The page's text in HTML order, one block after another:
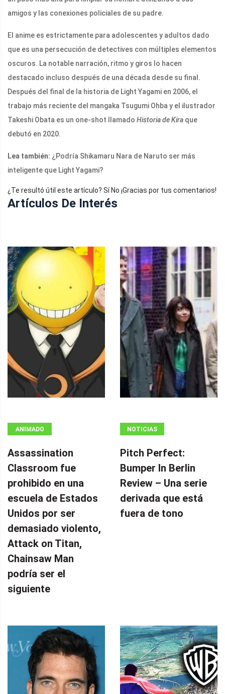
amigos y las conexiones policiales de su padre.
El anime es estrictamente para adolescentes y adultos dado
que es una persecución de detectives con múltiples elementos
oscuros. La notable narración, ritmo y giros lo hacen
destacado incluso después de una década desde su final.
Después del final de la historia de Light Yagami en 2006, el
trabajo más reciente del mangaka Tsugumi Ohba y el ilustrador
Takeshi Obata es un one-shot llamado Historia de Kira que
debutó en 2020.
Lea también: ¿Podría Shikamaru Nara de Naruto ser más
inteligente que Light Yagami?
¿Te resultó útil este artículo? Sí No ¡Gracias por tus comentarios!
Artículos De Interés
ANIMADO
Assassination
Classroom fue
prohibido en una
escuela de Estados
Unidos por ser
demasiado violento,
Attack on Titan,
Chainsaw Man
podría ser el
siguiente
NOTICIAS
Pitch Perfect:
Bumper In Berlin
Review – Una serie
derivada que está
fuera de tono